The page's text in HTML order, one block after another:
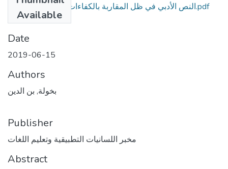
Available
النص الأدبي في ظل المقاربة بالكفاءات بين الانتاج والتلقي.pdf
(363.55 KB)
Date
2019-06-15
Authors
بخولة, بن الدين
Publisher
مخبر اللسانيات التطبيقية وتعليم اللغات
Abstract